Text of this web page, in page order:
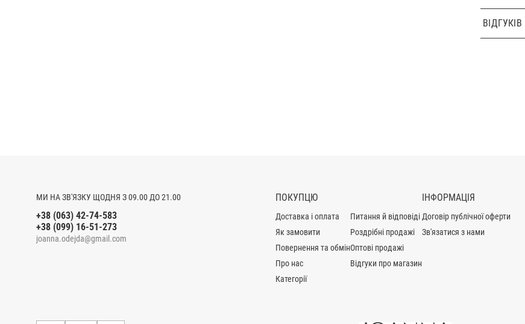
ВІДГУКІВ
МИ НА ЗВ'ЯЗКУ ЩОДНЯ З 09.00 ДО 21.00
+38 (063) 42-74-583
+38 (099) 16-51-273
joanna.odejda@gmail.com
ПОКУПЦЮ
Доставка і оплата
Як замовити
Повернення та обмін
Про нас
Категорії
Питання й відповіді
Роздрібні продажі
Оптові продажі
Відгуки про магазин
ІНФОРМАЦІЯ
Договір публічної оферти
Зв'язатися з нами